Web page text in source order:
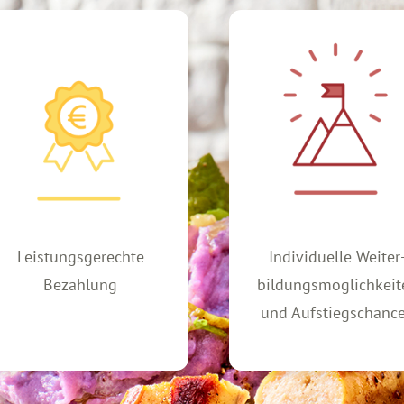
Individuelle Weiter­
bildungs­möglich­keiten
Flache Hier­archien
schnellen
wegen